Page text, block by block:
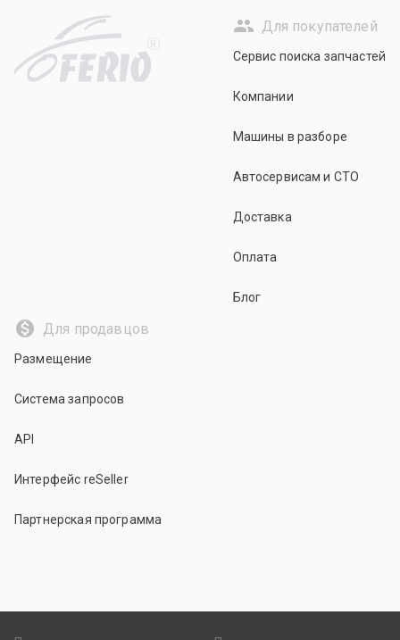
R
Для покупателей
Сервис поиска запчастей
Компании
Машины в разборе
Автосервисам и СТО
Доставка
Оплата
Блог
Для продавцов
Размещение
Система запросов
API
Интерфейс reSeller
Партнерская программа